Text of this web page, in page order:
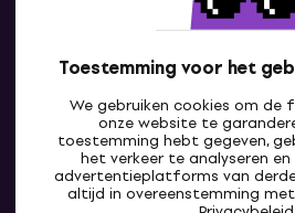
Toestemming voor het
We gebruiken cookies om
onze website te
toestemming hebt gegeven,
het verkeer te analyseren
advertentieplatforms van
altijd in overeenstemmingBE